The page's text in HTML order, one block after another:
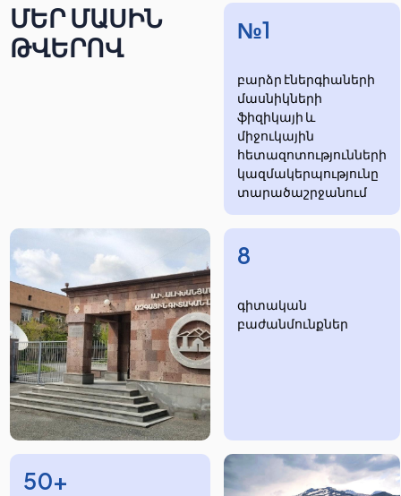
ՄԵՐ ՄԱՍԻՆ
ԹՎԵՐՈՎ
№1
բարձր էներգիաների
մասնիկների
ֆիզիկայի և
միջուկային
հետազոտությունների
​​​​կազմակերպությունը
տարածաշրջանում
8
​​​գիտական
բաժանմունքներ
50+